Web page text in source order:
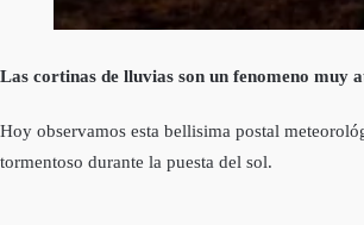
Las cortinas de lluvias son un fenomeno muy
Hoy observamos esta bellisima postal
tormentoso durante la puesta del sol.